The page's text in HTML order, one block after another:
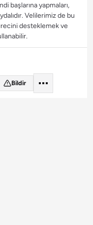
başlarına yapmaları,
Velilerimiz de bu
desteklemek ve
Bildir